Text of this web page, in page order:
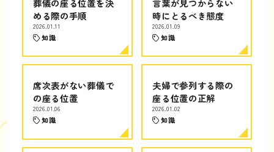
葬儀の座る位置を決
める際の手順
2026.01.11
知識
言葉が見つからない
時にとるべき態度
2026.01.09
知識
席次表がない葬儀で
の座る位置
2026.01.06
知識
夫婦で参列する際の
座る位置の正解
2026.01.02
知識